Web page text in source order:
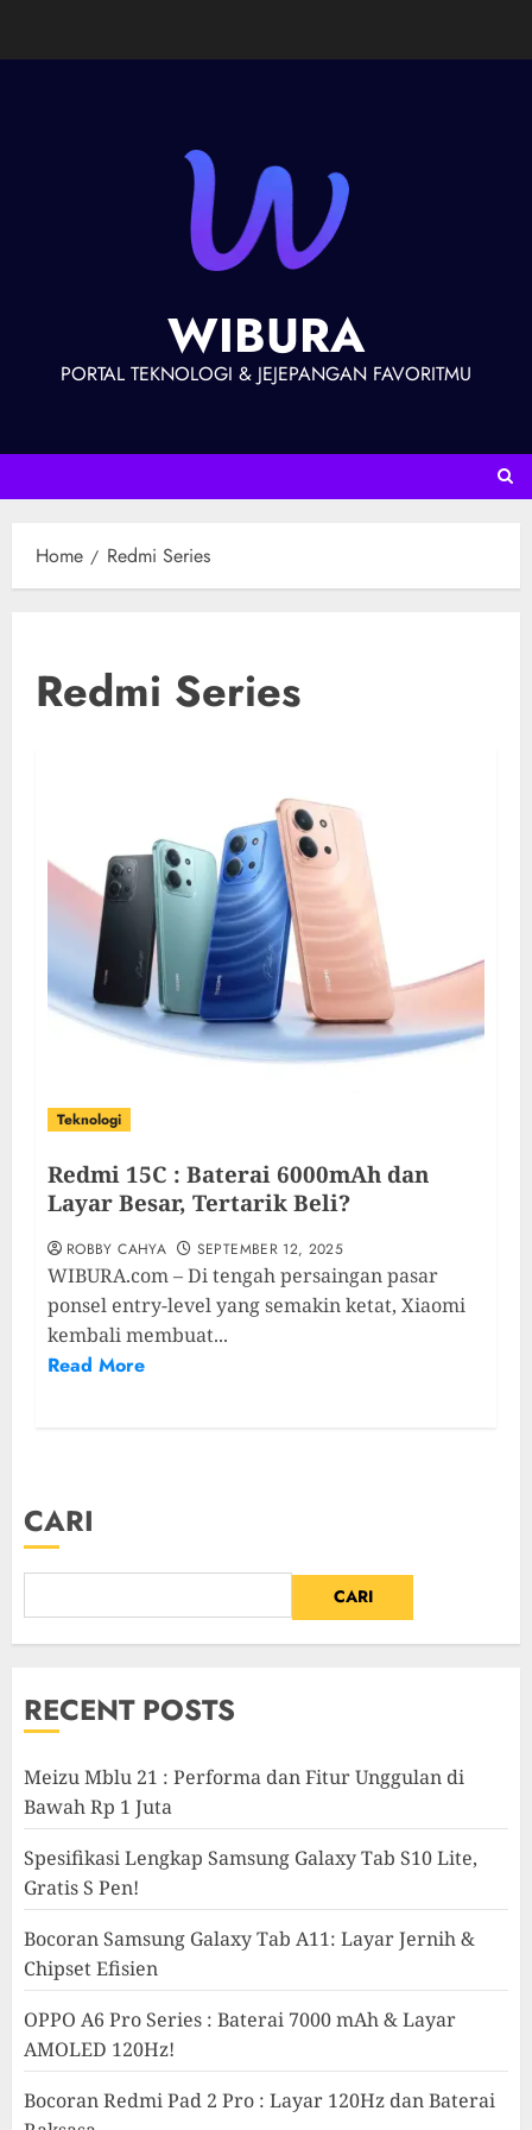
WIBURA
PORTAL TEKNOLOGI & JEJEPANGAN FAVORITMU
Home Redmi Series
Redmi Series
Teknologi
Redmi 15C : Baterai 6000mAh dan
Layar Besar, Tertarik Beli?
ROBBY CAHYA SEPTEMBER 12, 2025
WIBURA.com – Di tengah persaingan pasar
ponsel entry-level yang semakin ketat, Xiaomi
kembali membuat...
Read More
CARI
CARI
RECENT POSTS
Meizu Mblu 21 : Performa dan Fitur Unggulan di
Bawah Rp 1 Juta
Spesifikasi Lengkap Samsung Galaxy Tab S10 Lite,
Gratis S Pen!
Bocoran Samsung Galaxy Tab A11: Layar Jernih &
Chipset Efisien
OPPO A6 Pro Series : Baterai 7000 mAh & Layar
AMOLED 120Hz!
Bocoran Redmi Pad 2 Pro : Layar 120Hz dan Baterai